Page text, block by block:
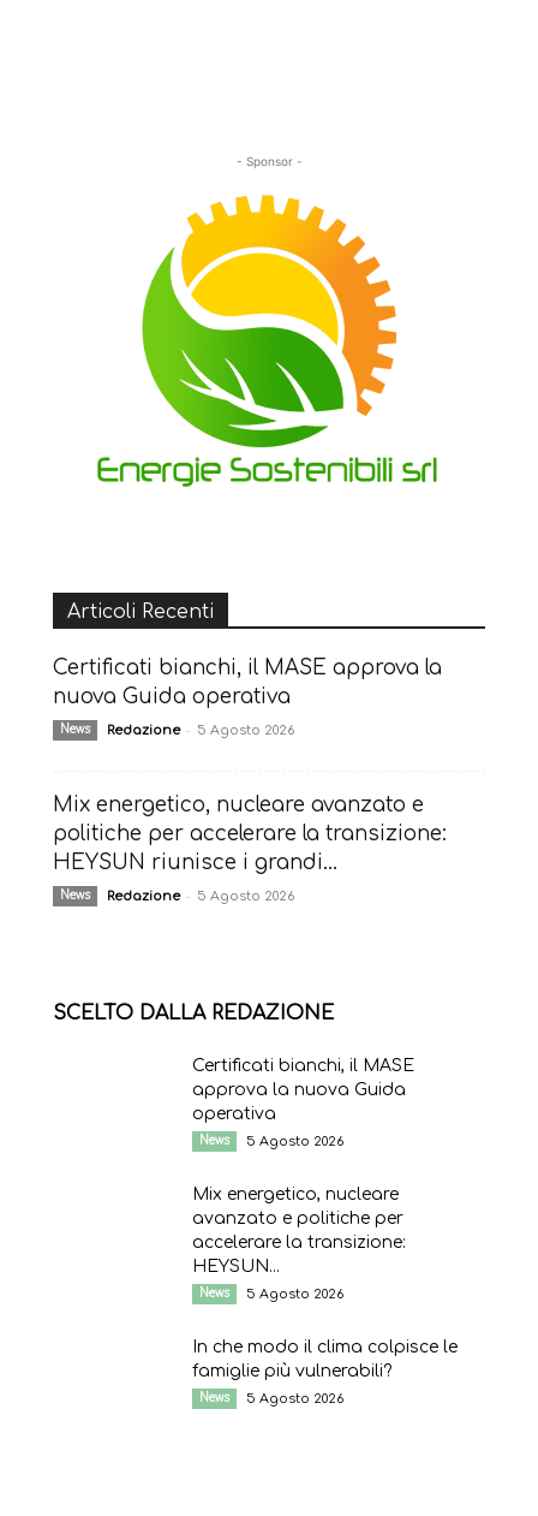
- Sponsor -
Articoli Recenti
Certificati bianchi, il MASE approva la
nuova Guida operativa
News Redazione - 5 Agosto 2026
Mix energetico, nucleare avanzato e
politiche per accelerare la transizione:
HEYSUN riunisce i grandi...
News Redazione - 5 Agosto 2026
SCELTO DALLA REDAZIONE
Certificati bianchi, il MASE
approva la nuova Guida
operativa
News 5 Agosto 2026
Mix energetico, nucleare
avanzato e politiche per
accelerare la transizione:
HEYSUN...
News 5 Agosto 2026
In che modo il clima colpisce le
famiglie più vulnerabili?
News 5 Agosto 2026